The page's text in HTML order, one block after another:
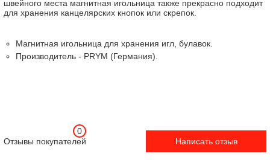
швейного места магнитная игольница также прекрасно подходит
для хранения канцелярских кнопок или скрепок.
Магнитная игольница для хранения игл, булавок.
Производитель - PRYM (Германия).
Отзывы покупателей
0
Написать отзыв